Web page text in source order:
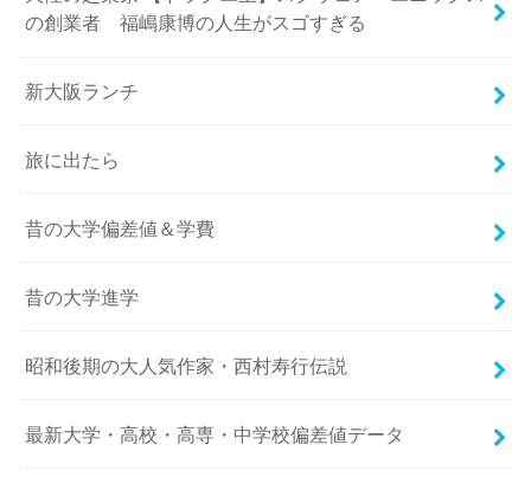
の創業者 福嶋康博の人生がスゴすぎる
新大阪ランチ
旅に出たら
昔の大学偏差値＆学費
昔の大学進学
昭和後期の大人気作家・西村寿行伝説
最新大学・高校・高専・中学校偏差値データ